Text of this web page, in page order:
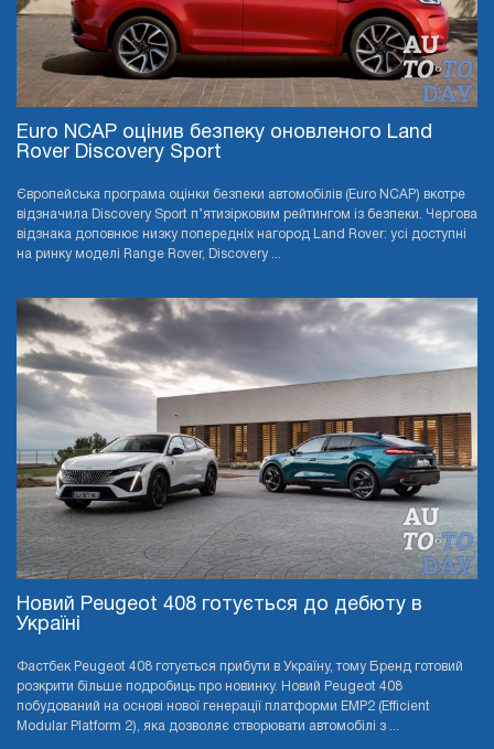
Euro NCAP оцінив безпеку оновленого Land
Rover Discovery Sport
Європейська програма оцінки безпеки автомобілів (Euro NCAP) вкотре
відзначила Discovery Sport п’ятизірковим рейтингом із безпеки. Чергова
відзнака доповнює низку попередніх нагород Land Rover: усі доступні
на ринку моделі Range Rover, Discovery ...
Новий Peugeot 408 готується до дебюту в
Україні
Фастбек Peugeot 408 готується прибути в Україну, тому Бренд готовий
розкрити більше подробиць про новинку. Новий Peugeot 408
побудований на основі нової генерації платформи EMP2 (Efficient
Modular Platform 2), яка дозволяє створювати автомобілі з ...